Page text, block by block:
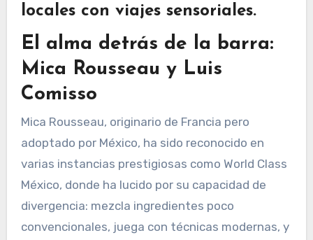
locales con viajes sensoriales.
El alma detrás de la barra:
Mica Rousseau y Luis
Comisso
Mica Rousseau, originario de Francia pero
adoptado por México, ha sido reconocido en
varias instancias prestigiosas como World Class
México, donde ha lucido por su capacidad de
divergencia: mezcla ingredientes poco
convencionales, juega con técnicas modernas, y